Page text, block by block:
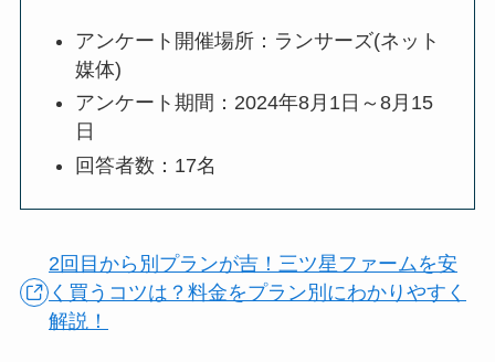
アンケート開催場所：ランサーズ(ネット
媒体)
アンケート期間：2024年8月1日～8月15
日
回答者数：17名
2回目から別プランが吉！三ツ星ファームを安
く買うコツは？料金をプラン別にわかりやすく
解説！